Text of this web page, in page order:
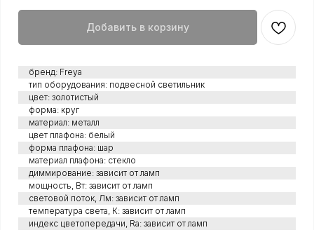
Добавить в корзину
бренд: Freya
тип оборудования: подвесной светильник
цвет: золотистый
форма: круг
материал: металл
цвет плафона: белый
форма плафона: шар
материал плафона: стекло
диммирование: зависит от ламп
мощность, Вт: зависит от ламп
световой поток, Лм: зависит от ламп
температура света, К: зависит от ламп
индекс цветопередачи, Ra: зависит от ламп